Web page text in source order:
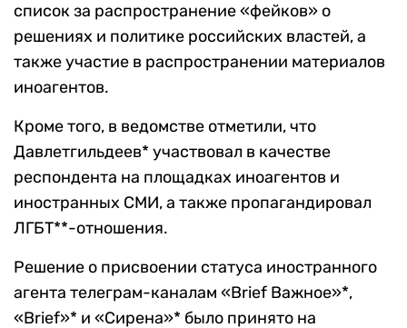
список за распространение «фейков» о
решениях и политике российских властей, а
также участие в распространении материалов
иноагентов.
Кроме того, в ведомстве отметили, что
Давлетгильдеев* участвовал в качестве
респондента на площадках иноагентов и
иностранных СМИ, а также пропагандировал
ЛГБТ**-отношения.
Решение о присвоении статуса иностранного
агента телеграм-каналам «Brief Важное»*,
«Brief»* и «Сирена»* было принято на